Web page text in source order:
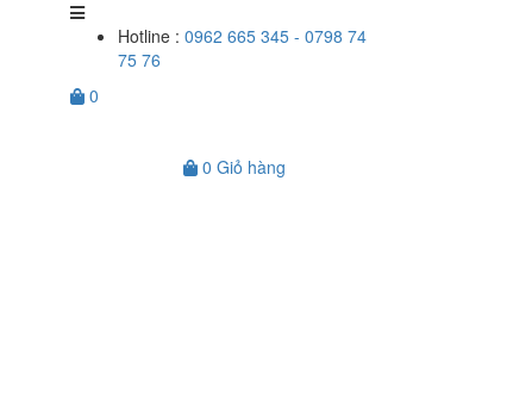
Hotline : 0962 665 345 - 0798 74
75 76
0
0 Giỏ hàng